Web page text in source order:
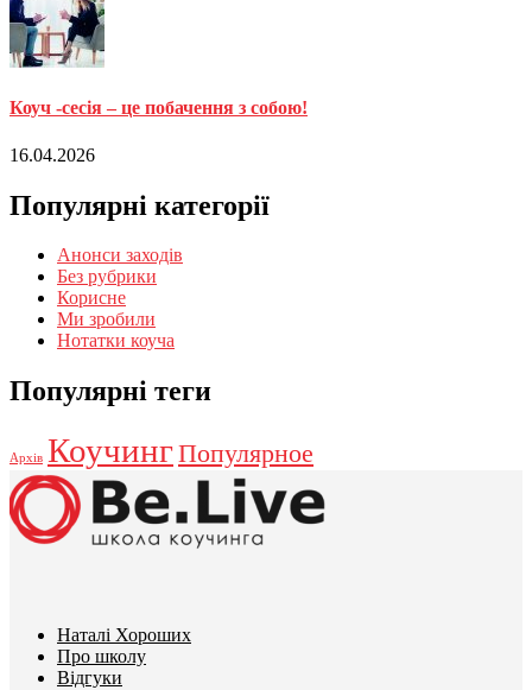
Коуч -сесія – це побачення з собою!
16.04.2026
Популярні категорії
Анонси заходів
Без рубрики
Корисне
Ми зробили
Нотатки коуча
Популярні теги
Архів КоучингПопулярное
Наталі Хороших
Про школу
Відгуки